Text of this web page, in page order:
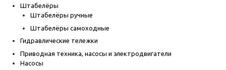
Штабелёры
Штабелёры ручные
Штабелёры самоходные
Гидравлические тележки
Приводная техника, насосы и электродвигатели
Насосы